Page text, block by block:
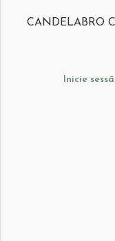
CANDELABRO
Inicie